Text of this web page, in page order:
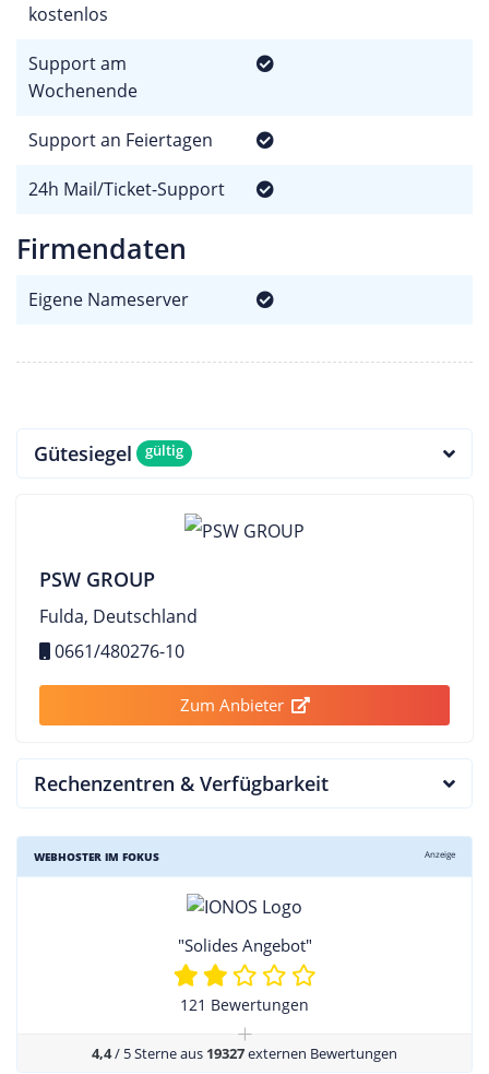
kostenlos
Support am
Wochenende
Support an Feiertagen
24h Mail/Ticket-Support
Firmendaten
Eigene Nameserver
Gütesiegel gültig
PSW GROUP
Fulda, Deutschland
0661/480276-10
Zum Anbieter
Rechenzentren & Verfügbarkeit
WEBHOSTER IM FOKUS Anzeige
"Solides Angebot"
121 Bewertungen
+
4,4/ 5 Sterne aus 19327externen Bewertungen